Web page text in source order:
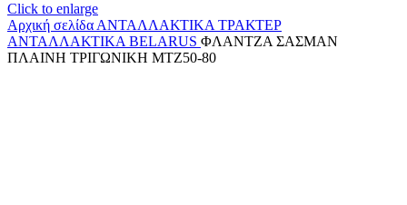
Click to enlarge
Αρχική σελίδα ΑΝΤΑΛΛΑΚΤΙΚΑ ΤΡΑΚΤΕΡ
ΑΝΤΑΛΛΑΚΤΙΚΑ BELARUS ΦΛΑΝΤΖΑ ΣΑΣΜΑΝ
ΠΛΑΙΝΗ ΤΡΙΓΩΝΙΚΗ ΜΤΖ50-80